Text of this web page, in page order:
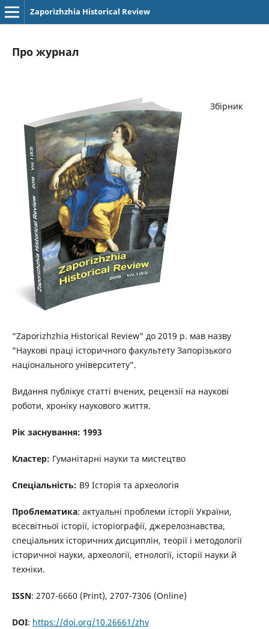
Zaporizhzhia Historical Review
Про журнал
Збірник
“Zaporizhzhia Historical Review" до 2019 р. мав назву
"Наукові праці історичного факультету Запорізького
національного університету”.
Видання публікує статті вчених, рецензії на наукові
роботи, хроніку наукового життя.
Рік заснування: 1993
Кластер: Гуманітарні науки та мистецтво
Спеціальність: B9 Історія та археологія
Проблематика: актуальні проблеми історії України,
всесвітньої історії, історіографії, джерелознавства,
спеціальних історичних дисциплін, теорії і методології
історичної науки, археології, етнології, історії науки й
техніки.
ISSN: 2707-6660 (Print), 2707-7306 (Online)
DOI: https://doi.org/10.26661/zhv